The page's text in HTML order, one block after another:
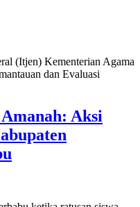
(Itjen) Kementerian Agama
dan Evaluasi
Aksi